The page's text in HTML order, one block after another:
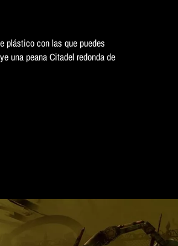
plástico con las que puedes
una peana Citadel redonda de